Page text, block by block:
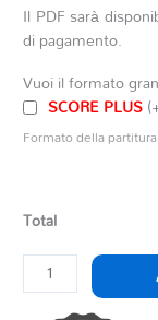
Il PDF sarà
di pagamento.
Vuoi il formato
SCORE PLUS
Formato della
Total
DON
CAMILLO